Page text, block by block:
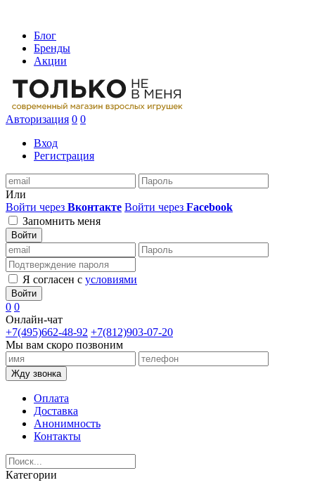
Блог
Бренды
Акции
Авторизация 0 0
Вход
Регистрация
Или
Войти через Вконтакте Войти через Facebook
Запомнить меня
Войти
Я согласен с условиями
Войти
0 0
Онлайн-чат
+7(495)662-48-92 +7(812)903-07-20
Мы вам скоро позвоним
Жду звонка
Оплата
Доставка
Анонимность
Контакты
Категории